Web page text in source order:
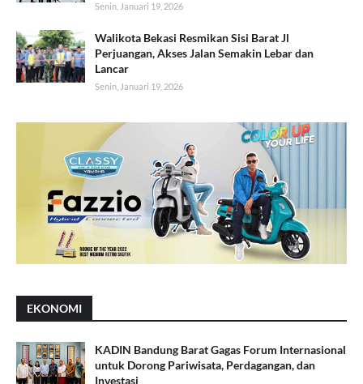
Senin, Januari 19, 2026
Walikota Bekasi Resmikan Sisi Barat Jl
Perjuangan, Akses Jalan Semakin Lebar dan
Lancar
Senin, Januari 19, 2026
EKONOMI
KADIN Bandung Barat Gagas Forum Internasional
untuk Dorong Pariwisata, Perdagangan, dan
Investasi